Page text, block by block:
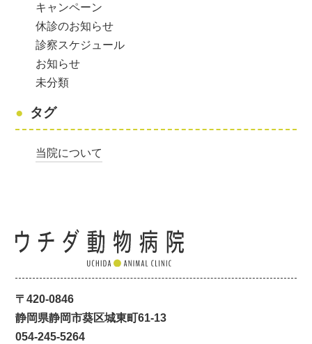
キャンペーン
休診のお知らせ
診察スケジュール
お知らせ
未分類
タグ
当院について
〒420-0846
静岡県静岡市葵区城東町61-13
054-245-5264